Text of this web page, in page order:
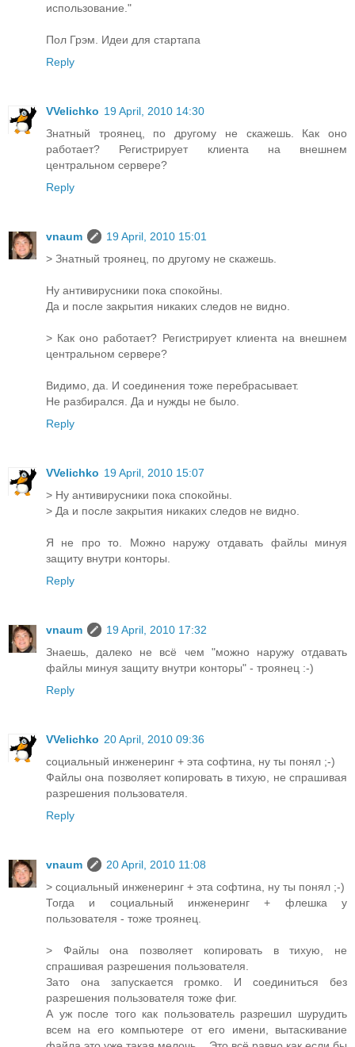
использование."
Пол Грэм. Идеи для стартапа
Reply
VVelichko 19 April, 2010 14:30
Знатный троянец, по другому не скажешь. Как оно
работает? Регистрирует клиента на внешнем
центральном сервере?
Reply
vnaum
19 April, 2010 15:01
> Знатный троянец, по другому не скажешь.
Ну антивирусники пока спокойны.
Да и после закрытия никаких следов не видно.
> Как оно работает? Регистрирует клиента на внешнем
центральном сервере?
Видимо, да. И соединения тоже перебрасывает.
Не разбирался. Да и нужды не было.
Reply
VVelichko 19 April, 2010 15:07
> Ну антивирусники пока спокойны.
> Да и после закрытия никаких следов не видно.
Я не про то. Можно наружу отдавать файлы минуя
защиту внутри конторы.
Reply
vnaum
19 April, 2010 17:32
Знаешь, далеко не всё чем "можно наружу отдавать
файлы минуя защиту внутри конторы" - троянец :-)
Reply
VVelichko 20 April, 2010 09:36
социальный инженеринг + эта софтина, ну ты понял ;-)
Файлы она позволяет копировать в тихую, не спрашивая
разрешения пользователя.
Reply
vnaum
20 April, 2010 11:08
> социальный инженеринг + эта софтина, ну ты понял ;-)
Тогда и социальный инженеринг + флешка у
пользователя - тоже троянец.
> Файлы она позволяет копировать в тихую, не
спрашивая разрешения пользователя.
Зато она запускается громко. И соединиться без
разрешения пользователя тоже фиг.
А уж после того как пользователь разрешил шурудить
всем на его компьютере от его имени, вытаскивание